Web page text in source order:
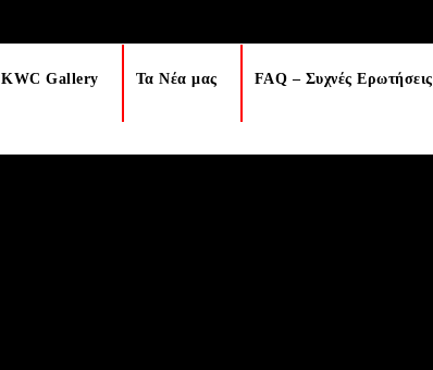
KWC Gallery Τα Νέα μας FAQ – Συχνές Ερωτήσεις